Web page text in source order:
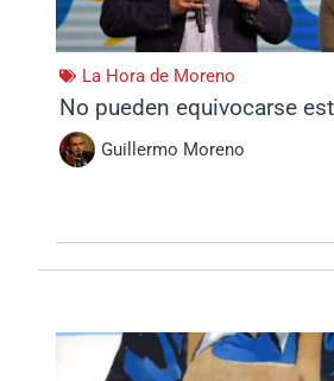
La Hora de Moreno
No pueden equivocarse
Guillermo Moreno